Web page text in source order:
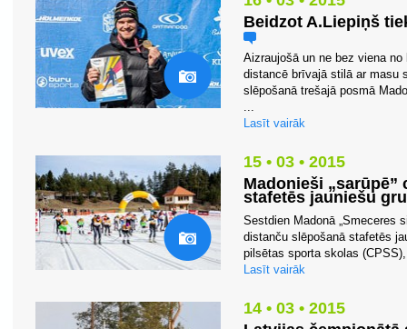
Beidzot A.Liepiņš
Aizraujošā un ne bez viena
distancē brīvajā stilā ar masu
slēpošanā trešajā posmā
...
Lasīt vairāk
15 • 03 • 2015
Madonieši
stafetēs jauniešu
Sestdien Madonā „Smeceres
distanču slēpošanā stafetēs
pilsētas sporta skolas
Lasīt vairāk
14 • 03 • 2015